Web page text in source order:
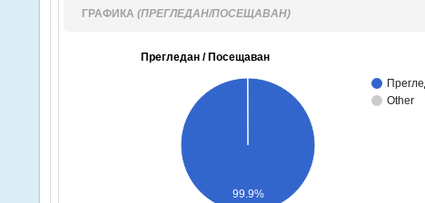
ГРАФИКА (ПРЕГЛЕДАН/ПОСЕЩАВАН)
Прегледан / Посещаван
Other
99.9%